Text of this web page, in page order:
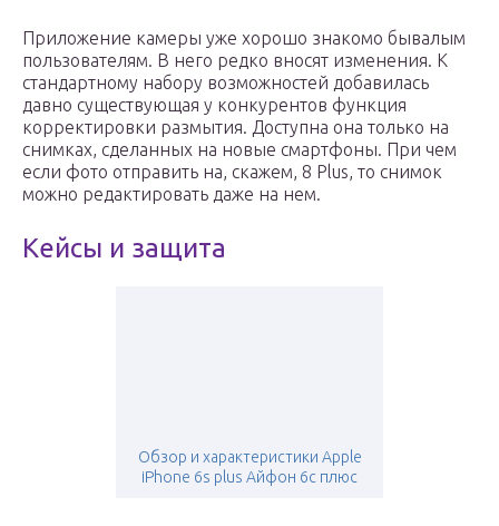
Приложение камеры уже хорошо знакомо бывалым
пользователям. В него редко вносят изменения. К
стандартному набору возможностей добавилась
давно существующая у конкурентов функция
корректировки размытия. Доступна она только на
снимках, сделанных на новые смартфоны. При чем
если фото отправить на, скажем, 8 Plus, то снимок
можно редактировать даже на нем.
Кейсы и защита
Обзор и характеристики Apple
iPhone 6s plus Айфон 6с плюс